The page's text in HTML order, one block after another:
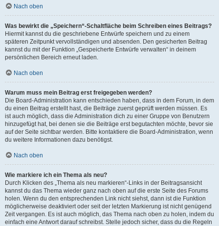
Nach oben
Was bewirkt die „Speichern“-Schaltfläche beim Schreiben eines Beitrags?
Hiermit kannst du die geschriebene Entwürfe speichern und zu einem
späteren Zeitpunkt vervollständigen und absenden. Den gesicherten Beitrag
kannst du mit der Funktion „Gespeicherte Entwürfe verwalten“ in deinem
persönlichen Bereich erneut laden.
Nach oben
Warum muss mein Beitrag erst freigegeben werden?
Die Board-Administration kann entschieden haben, dass in dem Forum, in dem
du einen Beitrag erstellt hast, die Beiträge zuerst geprüft werden müssen. Es
ist auch möglich, dass die Administration dich zu einer Gruppe von Benutzern
hinzugefügt hat, bei denen sie die Beiträge erst begutachten möchte, bevor sie
auf der Seite sichtbar werden. Bitte kontaktiere die Board-Administration, wenn
du weitere Informationen dazu benötigst.
Nach oben
Wie markiere ich ein Thema als neu?
Durch Klicken des „Thema als neu markieren“-Links in der Beitragsansicht
kannst du das Thema wieder ganz nach oben auf die erste Seite des Forums
holen. Wenn du den entsprechenden Link nicht siehst, dann ist die Funktion
möglicherweise deaktiviert oder seit der letzten Markierung ist nicht genügend
Zeit vergangen. Es ist auch möglich, das Thema nach oben zu holen, indem du
einfach eine Antwort darauf schreibst. Stelle jedoch sicher, dass du die Regeln